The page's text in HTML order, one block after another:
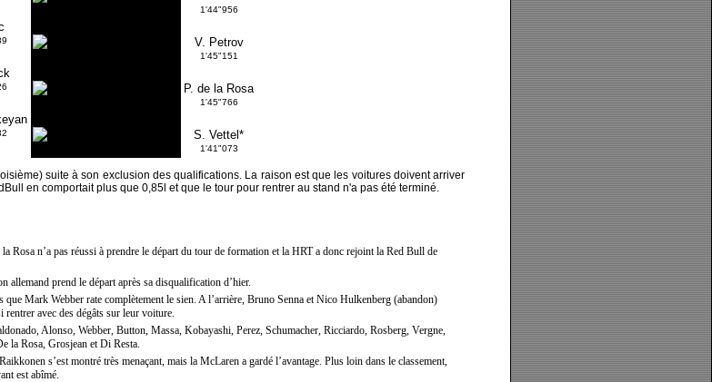
1'44"956
V. Petrov
1'45"151
P. de la Rosa
1'45"766
S. Vettel*
1'41"073
suite à son exclusion des qualifications. La raison est que les voitures doivent arriver
en comportait plus que 0,85l et que le tour pour rentrer au stand n'a pas été terminé.
Rosa n’a pas réussi à prendre le départ du tour de formation et la HRT a donc rejoint la Red Bull de
allemand prend le départ après sa disqualification d’hier.
Mark Webber rate complètement le sien. A l’arrière, Bruno Senna et Nico Hulkenberg (abandon)
avec des dégâts sur leur voiture.
Alonso, Webber, Button, Massa, Kobayashi, Perez, Schumacher, Ricciardo, Rosberg, Vergne,
la Rosa, Grosjean et Di Resta.
s’est montré très menaçant, mais la McLaren a gardé l’avantage. Plus loin dans le classement,
est abîmé.